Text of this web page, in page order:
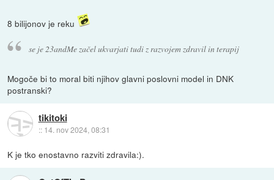
8 bilijonov je reku
se je 23andMe začel ukvarjati tudi z razvojem zdravil in terapij
Mogoče bi to moral biti njihov glavni poslovni model in DNK
postranski?
tikitoki
:: 14. nov 2024, 08:31
K je tko enostavno razviti zdravila:).